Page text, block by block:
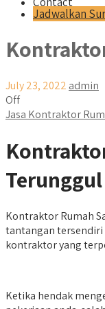
Jadwalkan
July 23, 2022 admin
Off
Jasa Kontraktor
Terunggul
Kontraktor Rumah
tantangan tersendiri
kontraktor yang
Ketika hendak